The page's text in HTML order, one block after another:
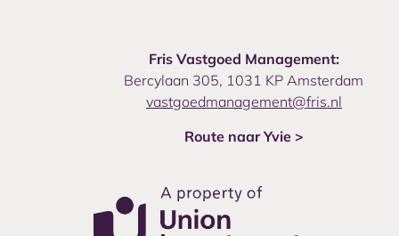
Fris Vastgoed Management:
Bercylaan 305, 1031 KP Amsterdam
vastgoedmanagement@fris.nl
Route naar Yvie >